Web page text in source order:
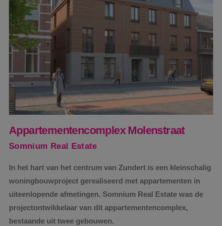
Appartementencomplex Molenstraat
Somnium Real Estate
In het hart van het centrum van Zundert is een kleinschalig
woningbouwproject gerealiseerd met appartementen in
uiteenlopende afmetingen. Somnium Real Estate was de
projectontwikkelaar van dit appartementencomplex,
bestaande uit twee gebouwen.